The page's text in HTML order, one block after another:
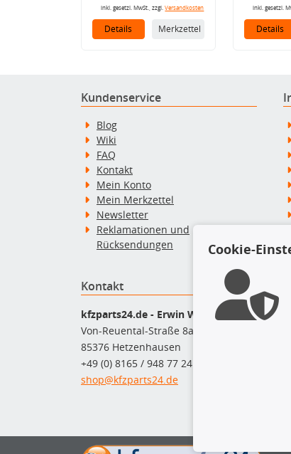
inkl. gesetzl. MwSt., zzgl.Versandkosten
Details Merkzettel
inkl. gesetzl.
Details
Kundenservice
Blog
Wiki
FAQ
Kontakt
Mein Konto
Mein Merkzettel
Newsletter
Reklamationen und
Rücksendungen
Kontakt
kfzparts24.de - Erwin Weber GmbH
Von-Reuental-Straße 8a
85376 Hetzenhausen
+49 (0) 8165 / 948 77 24
shop@kfzparts24.de
Cookie-